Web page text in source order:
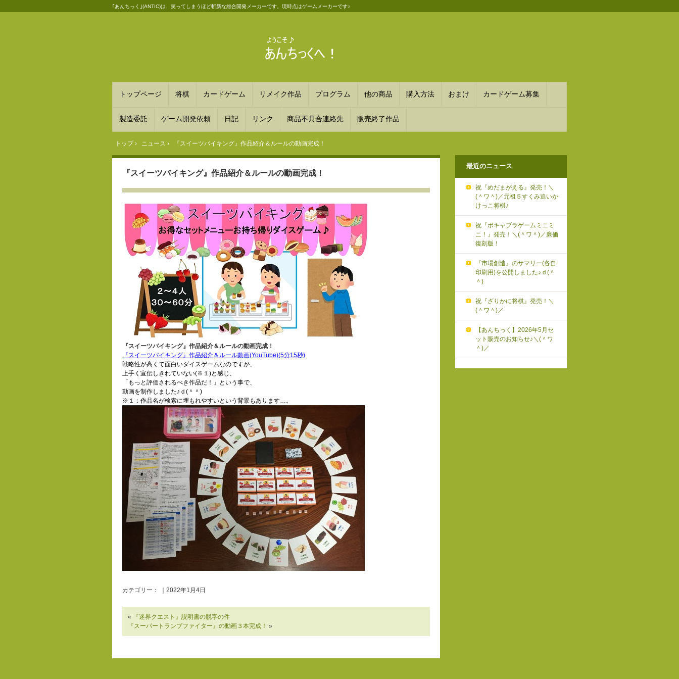
｢あんちっく｣(ANTIC)は、笑ってしまうほど斬新な総合開発メーカーです。現時点はゲームメーカーです♪
トップページ 将棋 カードゲーム リメイク作品 プログラム 他の商品 購入方法 おまけ カードゲーム募集
製造委託 ゲーム開発依頼 日記 リンク 商品不具合連絡先 販売終了作品
トップ› ニュース › 『スイーツバイキング』作品紹介＆ルールの動画完成！
『スイーツバイキング』作品紹介＆ルールの動画完成！
『スイーツバイキング』作品紹介＆ルールの動画完成！
『スイーツバイキング』作品紹介＆ルール動画(YouTube)(5分15秒)
戦略性が高くて面白いダイスゲームなのですが、
上手く宣伝しきれていない(※１)と感じ、
「もっと評価されるべき作品だ！」という事で、
動画を制作しました♪ｄ(＾＾)
※１：作品名が検索に埋もれやすいという背景もあります…。
カテゴリー： ｜2022年1月4日
«
『迷界クエスト』説明書の脱字の件
『スーパートランプファイター』の動画３本完成！ »
最近のニュース
祝『めだまがえる』発売！＼
(＾ワ＾)／元祖５すくみ追いか
けっこ将棋♪
祝『ボキャブラゲームミニミ
ニ！』発売！＼(＾ワ＾)／廉価
復刻版！
『市場創造』のサマリー(各自
印刷用)を公開しました♪ｄ(＾
＾)
祝『ざりかに将棋』発売！＼
(＾ワ＾)／
【あんちっく】2026年5月セ
ット販売のお知らせ♪＼(＾ワ
＾)／